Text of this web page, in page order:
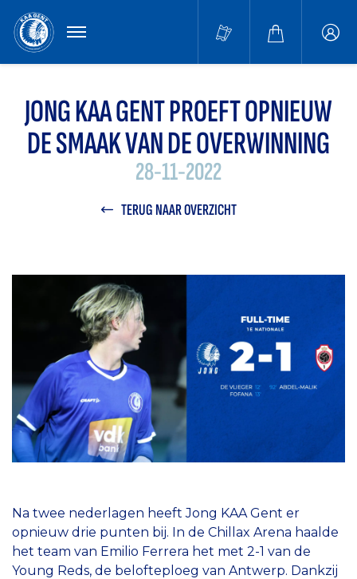
MENU
JONG KAA GENT PROEFT OPNIEUW
DE SMAAK VAN DE OVERWINNING
28-11-2022
TERUG NAAR OVERZICHT
Na twee nederlagen heeft Jong KAA Gent er
opnieuw drie punten bij. In de Chillax Arena haalde
het team van Emilio Ferrera het met 2-1 van de
Young Reds, de belofteploeg van Antwerp. Dankzij